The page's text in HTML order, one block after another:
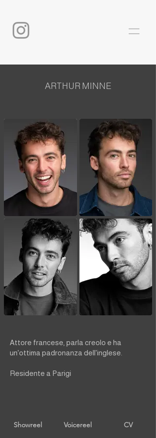
ARTHUR MINNE
Attore francese, parla creolo e ha
un'ottima padronanza dell'inglese.
Residente a Parigi
Showreel Voicereel CV